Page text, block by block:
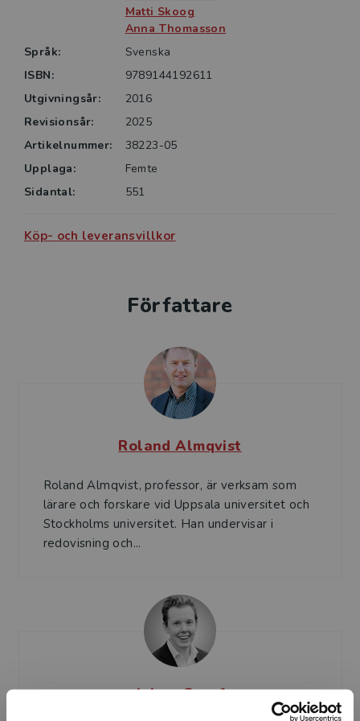
Till boken finns ett rikt övningsmaterial i form av en
övningsbok med fullständiga lösningsförslag.
Matti Skoog
Anna Thomasson
Språk:
Svenska
ISBN:
9789144192611
Utgivningsår:
2016
Revisionsår:
2025
Artikelnummer:
38223-05
Upplaga:
Femte
Sidantal:
551
Köp- och leveransvillkor
Författare
Roland Almqvist
Roland Almqvist, professor, är verksam som
lärare och forskare vid Uppsala universitet och
Stockholms universitet. Han undervisar i
redovisning och...
Johan Graaf